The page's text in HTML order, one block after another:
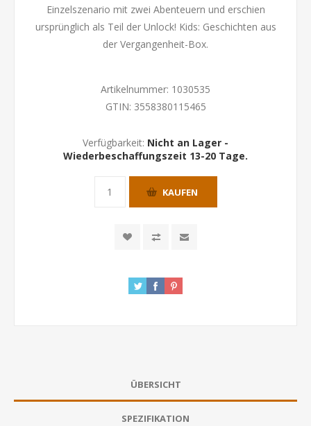
Einzelszenario mit zwei Abenteuern und erschien
ursprünglich als Teil der Unlock! Kids: Geschichten aus
der Vergangenheit-Box.
Artikelnummer: 1030535
GTIN: 3558380115465
Verfügbarkeit: Nicht an Lager -
Wiederbeschaffungszeit 13-20 Tage.
KAUFEN
ÜBERSICHT
SPEZIFIKATION